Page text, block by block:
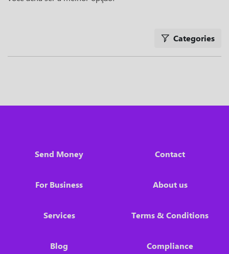
Categories
Send Money
For Business
Services
Blog
Contact
About us
Terms & Conditions
Compliance